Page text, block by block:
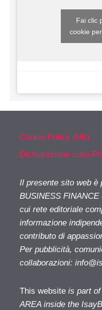
Fai clic
cookie
Cookie Policy (UE)
Dichiarazione sulla
Il presente sito web è
BUSINESS
cui rete editoriale
informazione
contributo di
Per pubblicità,
collaborazioni:
This website is part of
AREA inside the